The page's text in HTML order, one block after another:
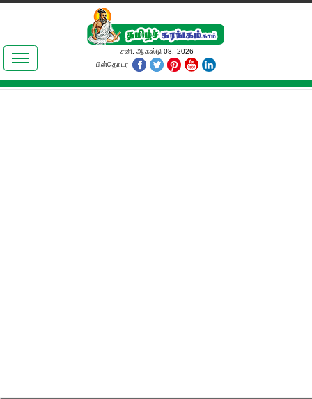
இலக்கியங்கள்
தமிழ் உலகம்
சனி, ஆகஸ்டு 08, 2026
பின்தொடர